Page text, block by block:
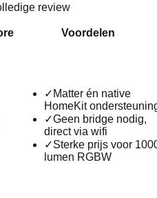
review
Voordelen
✓ Matter én native
HomeKit
✓Geen bridge nodig,
direct via wifi
✓Sterke prijs voor
lumen RGBW